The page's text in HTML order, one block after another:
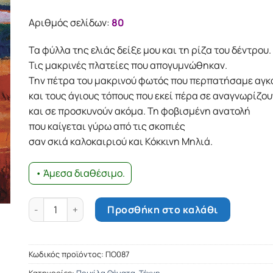
Αριθμός σελίδων: 80
Τα φύλλα της ελιάς δείξε μου και τη ρίζα του δέντρου.
Τις μακρινές πλατείες που απογυμνώθηκαν.
Την πέτρα του μακρινού φωτός που περπατήσαμε
και τους άγιους τόπους που εκεί πέρα σε
και σε προσκυνούν ακόμα. Τη φοβισμένη ανατολή
που καίγεται γύρω από τις σκοπιές
σαν σκιά καλοκαιριού και Κόκκινη Μηλιά.
• Άμεσα διαθέσιμο.
Κόκκινη Μηλιά ποσότηταΠροσθήκη στο καλάθι
Κωδικός προϊόντος:ΠΟ087